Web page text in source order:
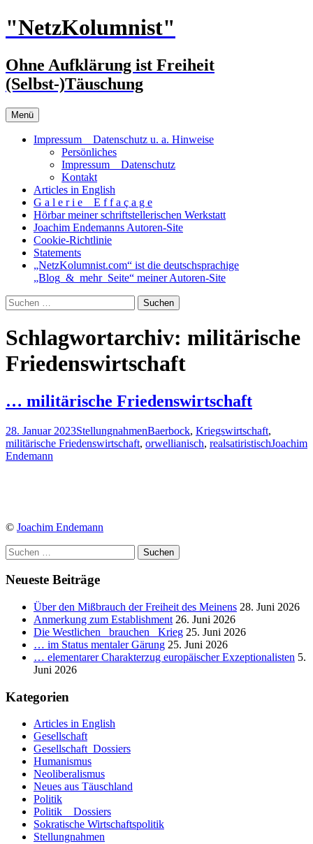
Zum
Inhalt
"NetzKolumnist"
Ohne Aufklärung ist Freiheit
(Selbst-)Täuschung
Menü
Impressum _ Datenschutz u. a. Hinweise
Persönliches
Impressum _ Datenschutz
Kontakt
Articles in English
G a l e r i e _ E f f a ç a g e
Hörbar meiner schriftstellerischen Werkstatt
Joachim Endemanns Autoren-Site
Cookie-Richtlinie
Statements
„NetzKolumnist.com“ ist die deutschsprachige
„Blog_&_mehr_Seite“ meiner Autoren-Site
Suchen
nach:
Schlagwortarchiv: militärische
Friedenswirtschaft
… militärische Friedenswirtschaft
28. Januar 2023StellungnahmenBaerbock, Kriegswirtschaft,
militärische Friedenswirtschaft, orwellianisch, realsatiristischJoachim
Endemann
© Joachim Endemann
Suchen
nach:
Neueste Beiträge
Über den Mißbrauch der Freiheit des Meinens 28. Juni 2026
Anmerkung zum Establishment 26. Juni 2026
Die Westlichen _brauchen_ Krieg 25. Juni 2026
… im Status mentaler Gärung 25. Juni 2026
… elementarer Charakterzug europäischer Exzeptionalisten 5.
Juni 2026
Kategorien
Articles in English
Gesellschaft
Gesellschaft_Dossiers
Humanismus
Neoliberalismus
Neues aus Täuschland
Politik
Politik _ Dossiers
Sokratische Wirtschaftspolitik
Stellungnahmen